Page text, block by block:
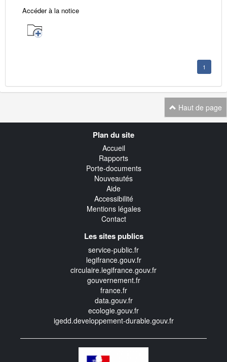
Accéder à la notice
1
Haut de page
Plan du site
Accueil
Rapports
Porte-documents
Nouveautés
Aide
Accessibilité
Mentions légales
Contact
Les sites publics
service-public.fr
legifrance.gouv.fr
circulaire.legifrance.gouv.fr
gouvernement.fr
france.fr
data.gouv.fr
ecologie.gouv.fr
igedd.developpement-durable.gouv.fr